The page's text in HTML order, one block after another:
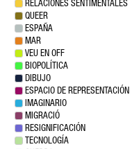
RELACIONES SENTIMENTALES
QUEER
ESPAÑA
MAR
VEU EN OFF
BIOPOLÍTICA
DIBUJO
ESPACIO DE REPRESENTACIÓN
IMAGINARIO
MIGRACIÓ
RESIGNIFICACIÓN
TECNOLOGÍA